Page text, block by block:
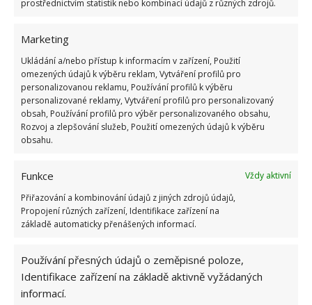
prostřednictvím statistik nebo kombinací údajů z různých zdrojů.
Marketing
Ukládání a/nebo přístup k informacím v zařízení, Použití
omezených údajů k výběru reklam, Vytváření profilů pro
personalizovanou reklamu, Používání profilů k výběru
personalizované reklamy, Vytváření profilů pro personalizovaný
obsah, Používání profilů pro výběr personalizovaného obsahu,
Rozvoj a zlepšování služeb, Použití omezených údajů k výběru
obsahu.
Funkce
Vždy aktivní
Přiřazování a kombinování údajů z jiných zdrojů údajů,
Propojení různých zařízení, Identifikace zařízení na
základě automaticky přenášených informací.
Používání přesných údajů o zeměpisné poloze,
Identifikace zařízení na základě aktivně vyžádaných
informací.
oblíbené. Obzvlášť vyvýšené záhony, ve kterých je
jen pouhým záhonem. Jsou přehlídkou krásných
barev arůzně vysokých rostlin, které dohromady
tvoří kompozice, na něž je radost pohledět.
Kombinovaná výsadba tak umožňuje mít zdravější
rostliny, a tím i větší sklizeň a efektivně využívá
pěstební plochu, což se obzvlášť hodí na malých
Zdroj:Interia